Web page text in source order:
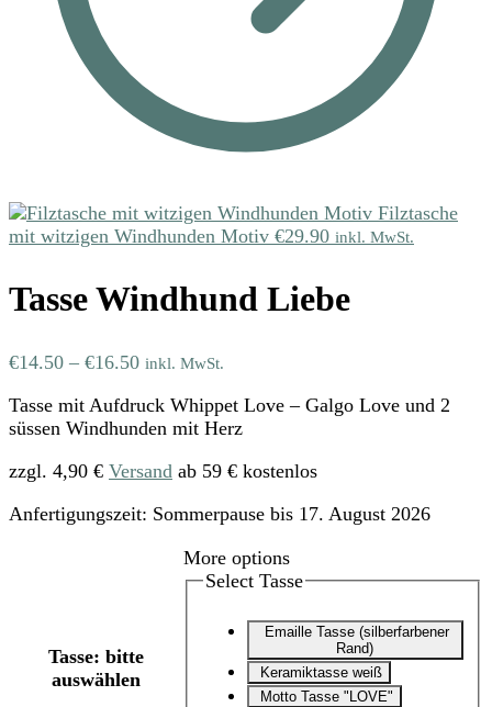
Filztasche
mit witzigen Windhunden Motiv €29.90 inkl. MwSt.
Tasse Windhund Liebe
€14.50 – €16.50 inkl. MwSt.
Tasse mit Aufdruck Whippet Love – Galgo Love und 2
süssen Windhunden mit Herz
zzgl. 4,90 € Versand ab 59 € kostenlos
Anfertigungszeit: Sommerpause bis 17. August 2026
Tasse: bitte
auswählen
More options
Select Tasse
Emaille Tasse (silberfarbener
Rand)
Keramiktasse weiß
Motto Tasse "LOVE"